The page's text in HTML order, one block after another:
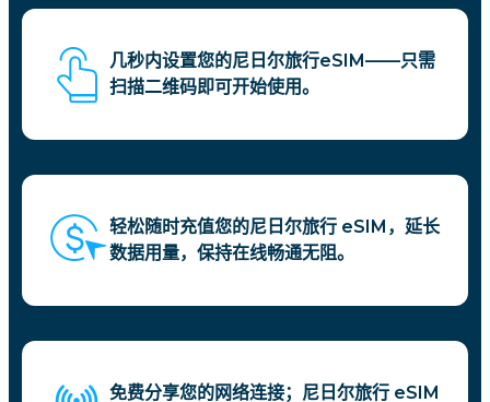
几秒内设置您的尼日尔旅行eSIM——只需
扫描二维码即可开始使用。
轻松随时充值您的尼日尔旅行 eSIM，延长
数据用量，保持在线畅通无阻。
免费分享您的网络连接；尼日尔旅行 eSIM